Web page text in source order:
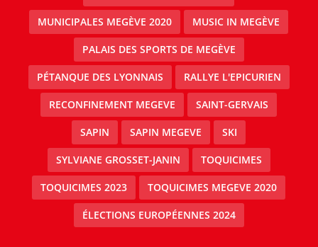
MUNICIPALES MEGÈVE 2020 MUSIC IN MEGÈVE
PALAIS DES SPORTS DE MEGÈVE
PÉTANQUE DES LYONNAIS RALLYE L'EPICURIEN
RECONFINEMENT MEGEVE SAINT-GERVAIS
SAPIN SAPIN MEGEVE SKI
SYLVIANE GROSSET-JANIN TOQUICIMES
TOQUICIMES 2023 TOQUICIMES MEGEVE 2020
ÉLECTIONS EUROPÉENNES 2024